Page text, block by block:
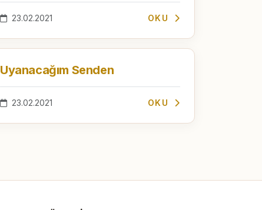
23.02.2021 OKU
Uyanacağım Senden
23.02.2021 OKU